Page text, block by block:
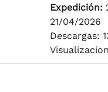
Expedición:
21/04/2026
Descargas: